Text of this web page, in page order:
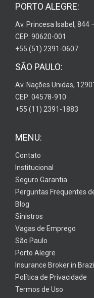
PORTO ALEGRE:
Av. Princesa Isabel, 844
CEP: 90620-001
+55 (51) 2391-0607
SÃO PAULO:
Av. Nações Unidas,
CEP: 04578-910
+55 (11) 2391-1883
MENU:
Contato
Institucional
Seguro Garantia
Perguntas Frequentes
Blog
Sinistros
Vagas de Emprego
São Paulo
Porto Alegre
Insurance Broker in
Política de Privacidade
Termos de Uso